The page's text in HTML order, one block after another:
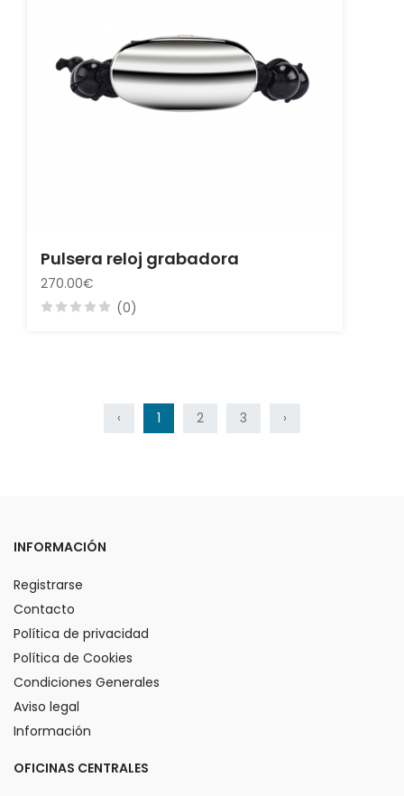
Pulsera reloj grabadora
270.00€
(0)
‹ 1 2 3 ›
INFORMACIÓN
Registrarse
Contacto
Política de privacidad
Política de Cookies
Condiciones Generales
Aviso legal
Información
OFICINAS CENTRALES